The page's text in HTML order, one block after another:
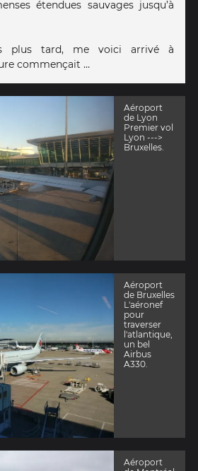
étendues sauvages jusqu’à
plus tard, me voici arrivé à
commençait …
Aéroport
de Lyon
Premier vol
Lyon --->
Bruxelles.
Aéroport
de Bruxelles
L'aéronef
pour
traverser
l'atlantique,
un bel
Airbus
A330.
Aéroport